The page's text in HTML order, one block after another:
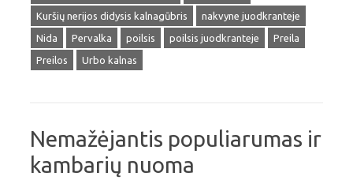
Kuršių nerijos didysis kalnagūbris
nakvyne juodkranteje
Nida
Pervalka poilsis poilsis juodkranteje
Preila
Preilos
Urbo kalnas
Nemažėjantis populiarumas ir
kambarių nuoma